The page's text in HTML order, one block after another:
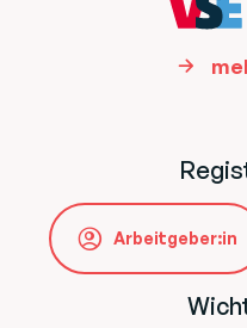
Arbeitgeber:in